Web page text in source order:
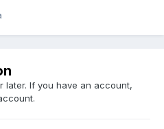
later. If you have an account,